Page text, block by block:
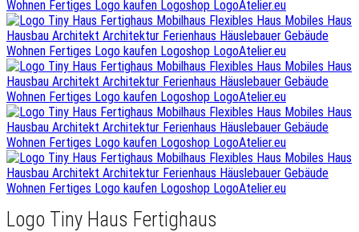
Logo Tiny Haus Fertighaus